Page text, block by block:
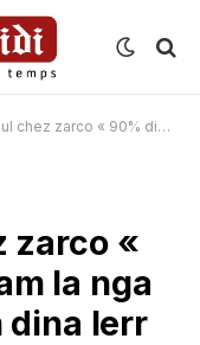
diap nagu ndam la nga fass mais ci kanam dina lerr …. »
zarco «
la nga
dina lerr